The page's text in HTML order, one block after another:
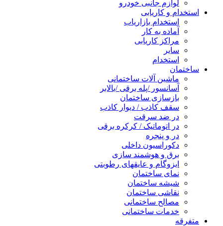
لوازم جانبی خودرو
استخدام و کاریابی
استخدام بازاریاب
آماده به کار
مراکز کاریابی
سایر
استخدام
ساختمان
ماشین آلات ساختمانی
آسانسور /پله برقی /بالابر
بازسازی ساختمان
سقف کاذب / دیوار کاذب
در ضد سرقت
در اتوماتیک / کرکره برقی
در و پنجره
دکوراسیون داخلی
برق و هوشمند سازی
ایزوگام و عایقهای رطوبتی
نمای ساختمان
شیشه ساختمان
نقاشی ساختمان
مصالح ساختمانی
خدمات ساختمانی
متفرقه